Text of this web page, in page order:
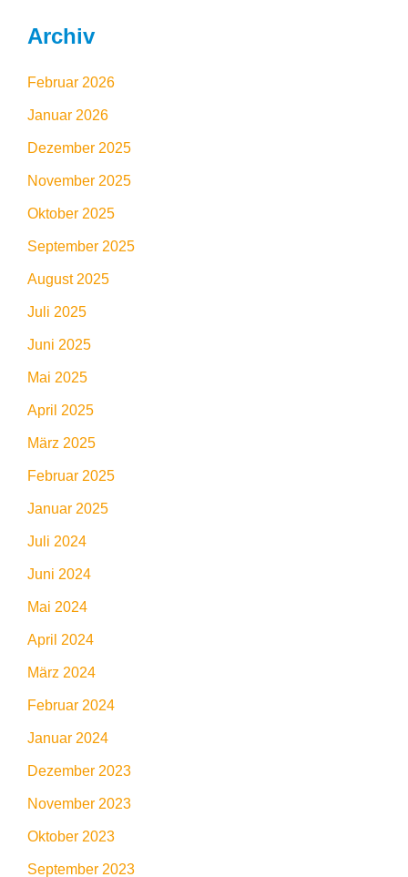
Archiv
Februar 2026
Januar 2026
Dezember 2025
November 2025
Oktober 2025
September 2025
August 2025
Juli 2025
Juni 2025
Mai 2025
April 2025
März 2025
Februar 2025
Januar 2025
Juli 2024
Juni 2024
Mai 2024
April 2024
März 2024
Februar 2024
Januar 2024
Dezember 2023
November 2023
Oktober 2023
September 2023